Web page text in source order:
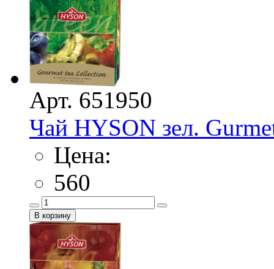
Арт. 651950
Чай HYSON зел.
Цена:
560